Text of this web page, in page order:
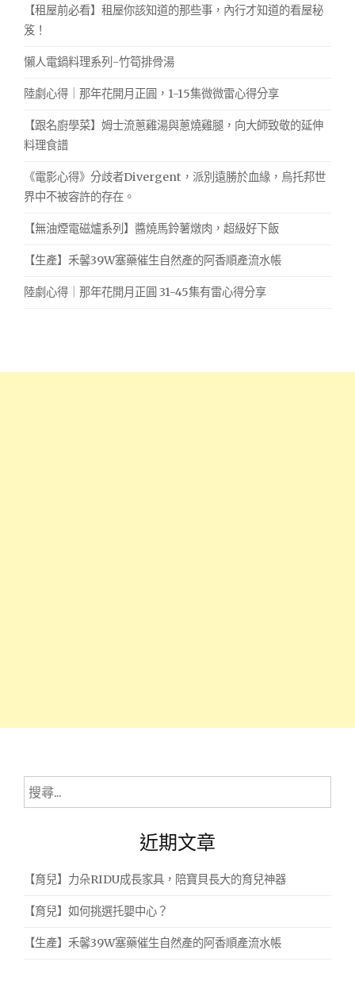
【租屋前必看】租屋你該知道的那些事，內行才知道的看屋秘
笈！
懶人電鍋料理系列-竹筍排骨湯
陸劇心得｜那年花開月正圓，1-15集微微雷心得分享
【跟名廚學菜】姆士流蔥雞湯與蔥燒雞腿，向大師致敬的延伸
料理食譜
《電影心得》分歧者Divergent，派別遠勝於血緣，烏托邦世
界中不被容許的存在。
【無油煙電磁爐系列】醬燒馬鈴薯燉肉，超級好下飯
【生產】禾馨39W塞藥催生自然產的阿香順產流水帳
陸劇心得｜那年花開月正圓 31-45集有雷心得分享
搜
尋
近期文章
【育兒】力朵RIDU成長家具，陪寶貝長大的育兒神器
【育兒】如何挑選托嬰中心？
【生產】禾馨39W塞藥催生自然產的阿香順產流水帳